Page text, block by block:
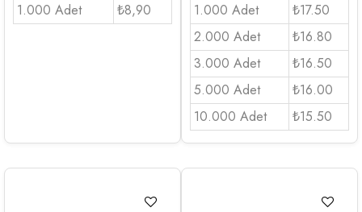
1.000 Adet ₺8,90 1.000 Adet
₺17.50
2.000 Adet
₺16.80
3.000 Adet
₺16.50
5.000 Adet
₺16.00
10.000 Adet
₺15.50